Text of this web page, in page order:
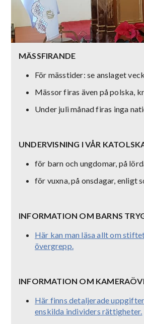
MÄSSFIRANDE
För mässtider: se anslaget
Mässor firas även på polska,
Under juli månad firas inga
UNDERVISNING I VÅR
för barn och ungdomar, på
för vuxna, på onsdagar, enligt
INFORMATION OM BARNS
Här kan man läsa allt om
övergrepp.
INFORMATION OM
Här finns detaljerade
enskilda individers rättigheter.